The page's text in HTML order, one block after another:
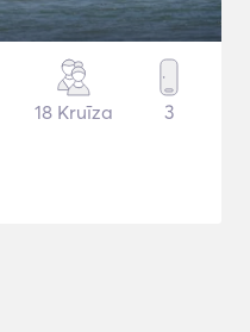
18 Kruīza 3